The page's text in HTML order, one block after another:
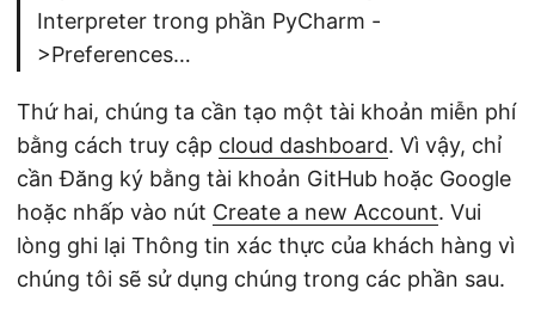
Interpreter trong phần PyCharm -
>Preferences…
Thứ hai, chúng ta cần tạo một tài khoản miễn phí
bằng cách truy cập cloud dashboard. Vì vậy, chỉ
cần Đăng ký bằng tài khoản GitHub hoặc Google
hoặc nhấp vào nút Create a new Account. Vui
lòng ghi lại Thông tin xác thực của khách hàng vì
chúng tôi sẽ sử dụng chúng trong các phần sau.